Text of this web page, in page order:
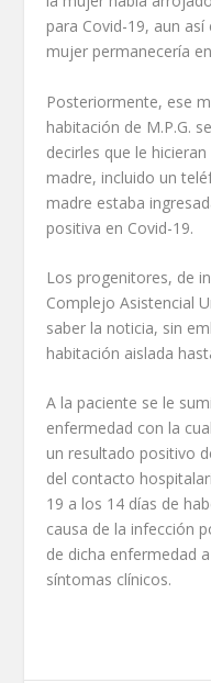
para Covid-19, aun
mujer permanecería
Posteriormente, ese
habitación de M.P.G.
decirles que le
madre, incluido un
madre estaba
positiva en Covid-19.
Los progenitores, de
Complejo Asistencial
saber la noticia, sin
habitación aislada
A la paciente se le
enfermedad con la
un resultado positivo
del contacto
19 a los 14 días de
causa de la infección
de dicha enfermedad
síntomas clínicos.